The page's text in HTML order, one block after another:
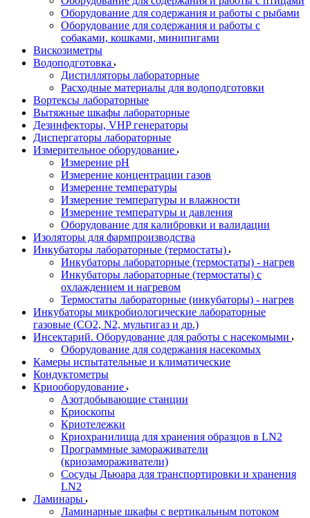
Оборудование для содержания и работы с рыбами
Оборудование для содержания и работы с
собаками, кошками, минипигами
Вискозиметры
Водоподготовка
Дистилляторы лабораторные
Расходные материалы для водоподготовки
Вортексы лабораторные
Вытяжные шкафы лабораторные
Дезинфекторы, VHP генераторы
Диспергаторы лабораторные
Измерительное оборудование
Измерение pH
Измерение концентрации газов
Измерение температуры
Измерение температуры и влажности
Измерение температуры и давления
Оборудование для калибровки и валидации
Изоляторы для фармпроизводства
Инкубаторы лабораторные (термостаты)
Инкубаторы лабораторные (термостаты) - нагрев
Инкубаторы лабораторные (термостаты) с
охлаждением и нагревом
Термостаты лабораторные (инкубаторы) - нагрев
Инкубаторы микробиологические лабораторные
газовые (CO2, N2, мультигаз и др.)
Инсектарий. Оборудование для работы с насекомыми
Оборудование для содержания насекомых
Камеры испытательные и климатические
Кондуктометры
Криооборудование
Азотдобывающие станции
Криоскопы
Криотележки
Криохранилища для хранения образцов в LN2
Программные замораживатели
(криозамораживатели)
Сосуды Дьюара для транспортировки и хранения
LN2
Ламинары
Ламинарные шкафы с вертикальным потоком